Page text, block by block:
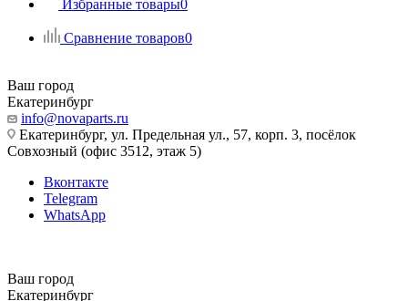
Избранные товары0
Сравнение товаров0
Ваш город
Екатеринбург
info@novaparts.ru
Екатеринбург, ул. Предельная ул., 57, корп. 3, посёлок
Совхозный (офис 3512, этаж 5)
Вконтакте
Telegram
WhatsApp
Ваш город
Екатеринбург